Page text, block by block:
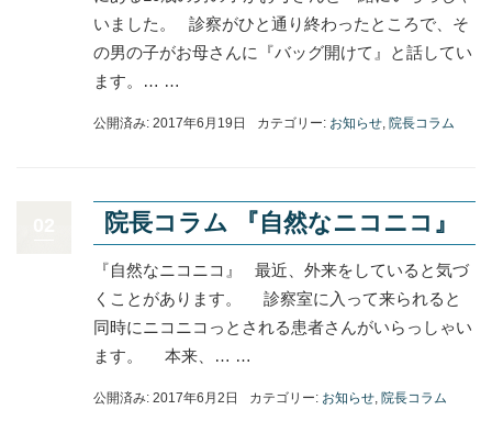
いました。 診察がひと通り終わったところで、そ
の男の子がお母さんに『バッグ開けて』と話してい
ます。… …
公開済み: 2017年6月19日 カテゴリー: お知らせ, 院長コラム
院長コラム 『自然なニコニコ』
『自然なニコニコ』 最近、外来をしていると気づ
くことがあります。 診察室に入って来られると
同時にニコニコっとされる患者さんがいらっしゃい
ます。 本来、… …
公開済み: 2017年6月2日 カテゴリー: お知らせ, 院長コラム